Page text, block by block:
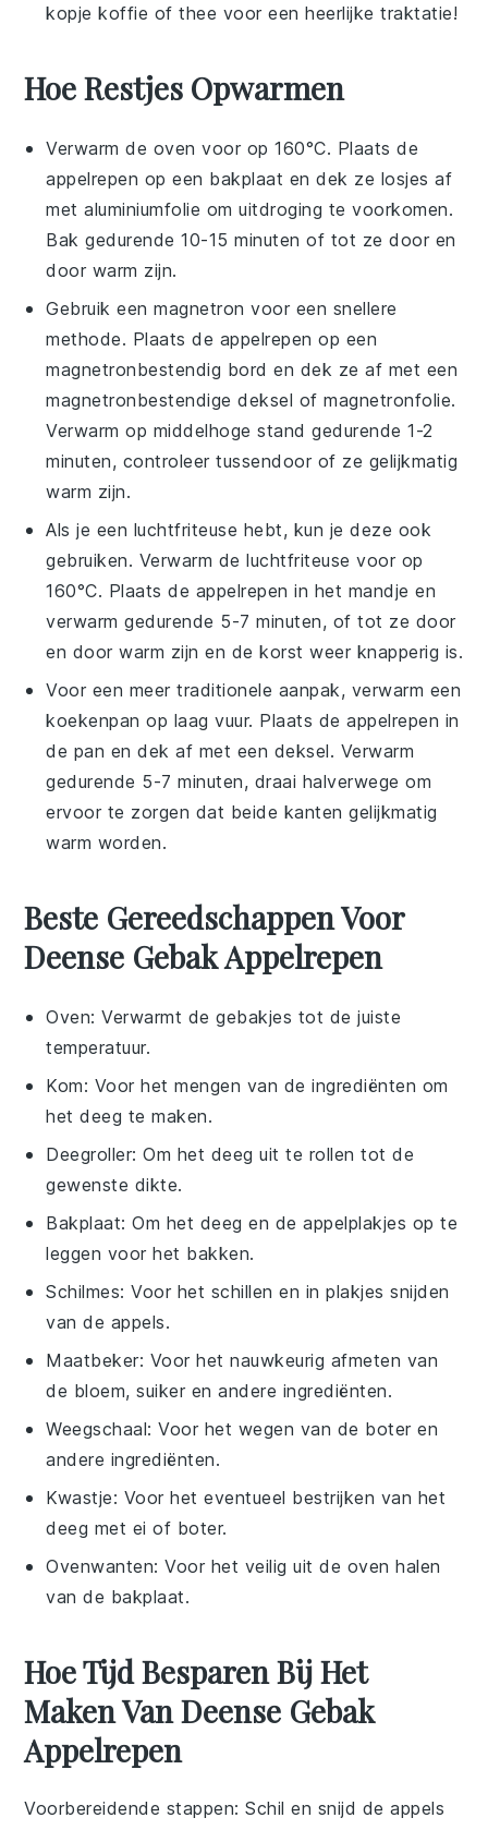
kopje koffie of thee voor een heerlijke traktatie!
Hoe Restjes Opwarmen
Verwarm de oven voor op 160°C. Plaats de
appelrepen op een bakplaat en dek ze losjes af
met aluminiumfolie om uitdroging te voorkomen.
Bak gedurende 10-15 minuten of tot ze door en
door warm zijn.
Gebruik een magnetron voor een snellere
methode. Plaats de appelrepen op een
magnetronbestendig bord en dek ze af met een
magnetronbestendige deksel of magnetronfolie.
Verwarm op middelhoge stand gedurende 1-2
minuten, controleer tussendoor of ze gelijkmatig
warm zijn.
Als je een luchtfriteuse hebt, kun je deze ook
gebruiken. Verwarm de luchtfriteuse voor op
160°C. Plaats de appelrepen in het mandje en
verwarm gedurende 5-7 minuten, of tot ze door
en door warm zijn en de korst weer knapperig is.
Voor een meer traditionele aanpak, verwarm een
koekenpan op laag vuur. Plaats deappelrepen in
de pan en dek af met een deksel. Verwarm
gedurende 5-7 minuten, draai halverwege om
ervoor te zorgen dat beide kanten gelijkmatig
warm worden.
Beste Gereedschappen Voor
Deense Gebak Appelrepen
Oven: Verwarmt de gebakjes tot de juiste
temperatuur.
Kom: Voor het mengen van de ingrediënten om
het deeg te maken.
Deegroller: Om het deeg uit te rollen tot de
gewenste dikte.
Bakplaat: Om het deeg en de appelplakjes op te
leggen voor het bakken.
Schilmes: Voor het schillen en in plakjes snijden
van de appels.
Maatbeker: Voor het nauwkeurig afmeten van
de bloem, suiker en andere ingrediënten.
Weegschaal: Voor het wegen van de boter en
andere ingrediënten.
Kwastje: Voor het eventueel bestrijken van het
deeg met ei of boter.
Ovenwanten: Voor het veilig uit de oven halen
van de bakplaat.
Hoe Tijd Besparen Bij Het
Maken Van Deense Gebak
Appelrepen
Voorbereidende stappen: Schil en snijd deappels